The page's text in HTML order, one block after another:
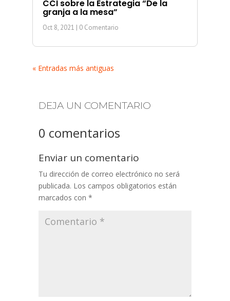
CCI sobre la Estrategia “De la
granja a la mesa”
Oct 8, 2021 | 0 Comentario
« Entradas más antiguas
DEJA UN COMENTARIO
0 comentarios
Enviar un comentario
Tu dirección de correo electrónico no será
publicada. Los campos obligatorios están
marcados con *